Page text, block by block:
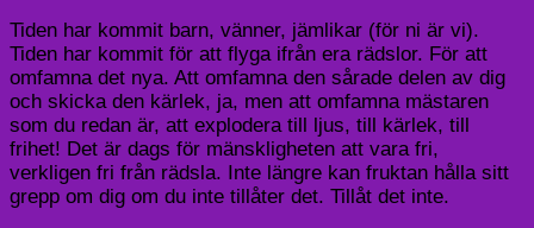
Tiden har kommit barn, vänner, jämlikar (för ni är vi).
Tiden har kommit för att flyga ifrån era rädslor. För att
omfamna det nya. Att omfamna den sårade delen av dig
och skicka den kärlek, ja, men att omfamna mästaren
som du redan är, att explodera till ljus, till kärlek, till
frihet! Det är dags för mänskligheten att vara fri,
verkligen fri från rädsla. Inte längre kan fruktan hålla sitt
grepp om dig om du inte tillåter det. Tillåt det inte.